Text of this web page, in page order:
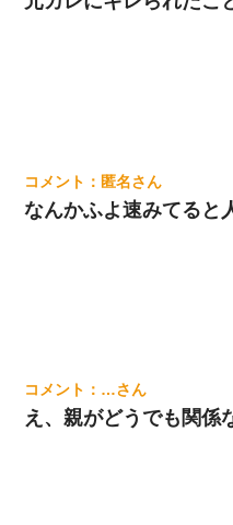
匿名
なんかふよ速みてると
…
え、親がどうでも関係